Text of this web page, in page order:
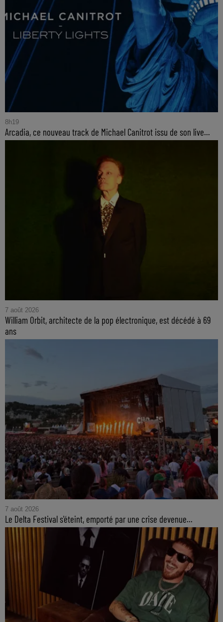
8h19
Arcadia, ce nouveau track de Michael Canitrot issu de son live...
7 août 2026
William Orbit, architecte de la pop électronique, est décédé à 69
ans
7 août 2026
Le Delta Festival s'éteint, emporté par une crise devenue...